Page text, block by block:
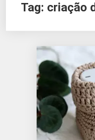
Tag: criação